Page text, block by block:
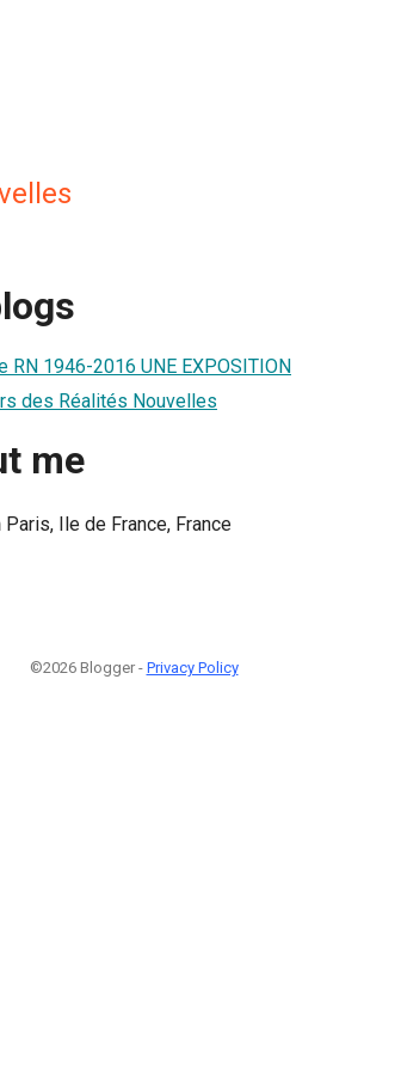
RN 1946-2016 UNE EXPOSITION
des Réalités Nouvelles
me
Paris, Ile de France, France
©2026 Blogger - Privacy Policy